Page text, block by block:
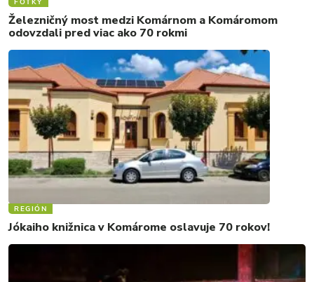
FOTKY
Železničný most medzi Komárnom a Komáromom
odovzdali pred viac ako 70 rokmi
REGIÓN
Jókaiho knižnica v Komárome oslavuje 70 rokov!